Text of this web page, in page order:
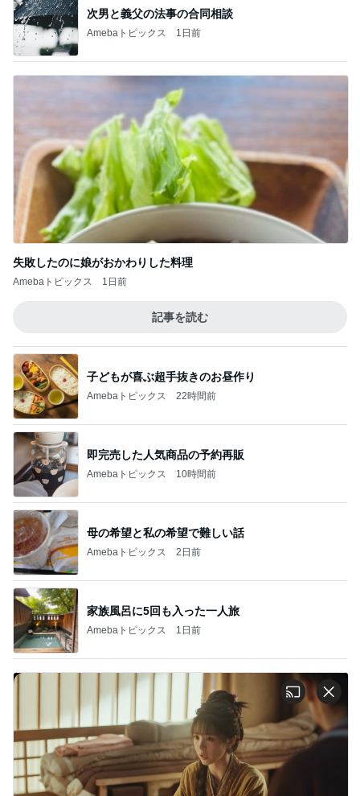
次男と義父の法事の合同相談
Amebaトピックス 1日前
失敗したのに娘がおかわりした料理
Amebaトピックス 1日前
記事を読む
子どもが喜ぶ超手抜きのお昼作り
Amebaトピックス 22時間前
即完売した人気商品の予約再販
Amebaトピックス 10時間前
母の希望と私の希望で難しい話
Amebaトピックス 2日前
家族風呂に5回も入った一人旅
Amebaトピックス 1日前